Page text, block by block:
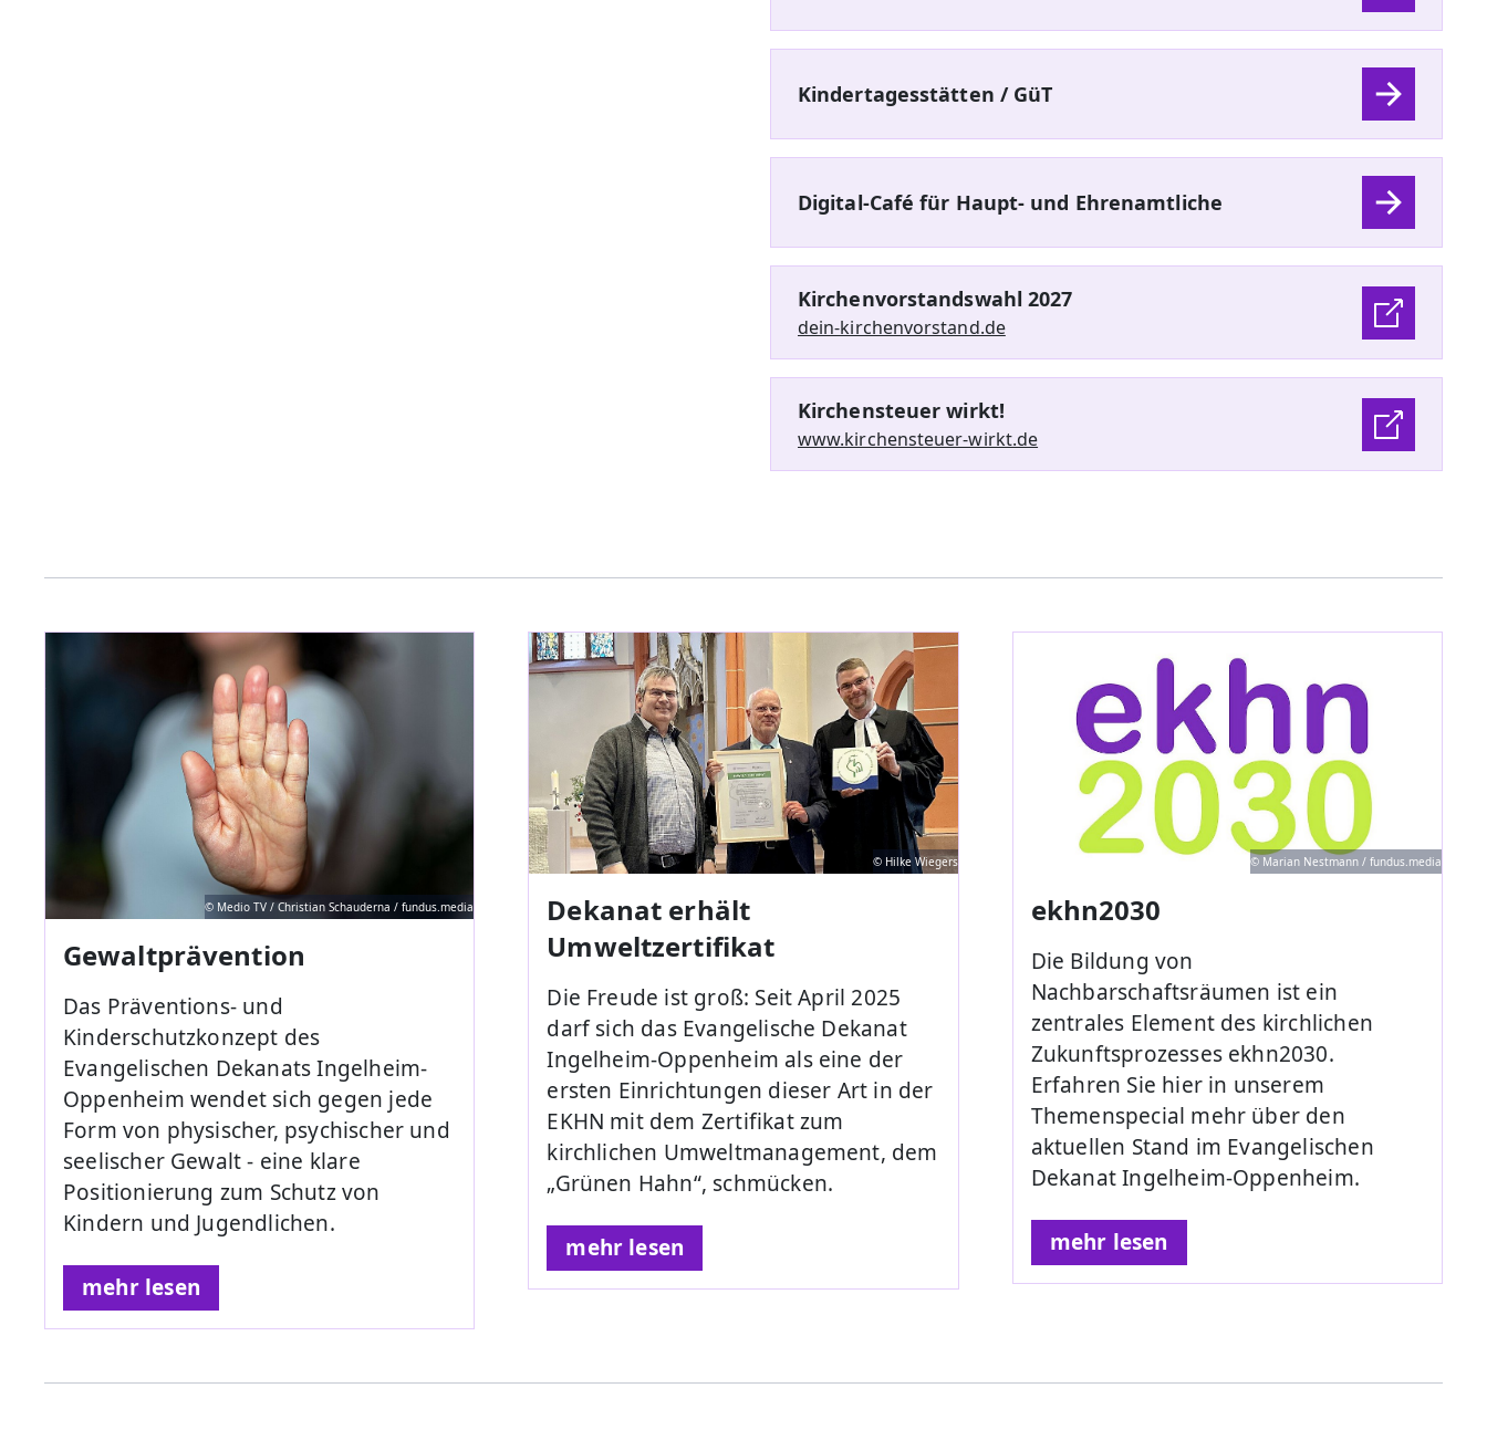
Kindertagesstätten / GüT
Digital-Café für Haupt- und Ehrenamtliche
Kirchenvorstandswahl 2027
dein-kirchenvorstand.de
Kirchensteuer wirkt!
www.kirchensteuer-wirkt.de
© Medio TV / Christian Schauderna / fundus.media
Gewaltprävention
Das Präventions- und
Kinderschutzkonzept des
Evangelischen Dekanats Ingelheim-
Oppenheim wendet sich gegen jede
Form von physischer, psychischer und
seelischer Gewalt - eine klare
Positionierung zum Schutz von
Kindern und Jugendlichen.
mehr lesen
© Hilke Wiegers
Dekanat erhält
Umweltzertifikat
Die Freude ist groß: Seit April 2025
darf sich das Evangelische Dekanat
Ingelheim-Oppenheim als eine der
ersten Einrichtungen dieser Art in der
EKHN mit dem Zertifikat zum
kirchlichen Umweltmanagement, dem
„Grünen Hahn“, schmücken.
mehr lesen
© Marian Nestmann / fundus.media
ekhn2030
Die Bildung von
Nachbarschaftsräumen ist ein
zentrales Element des kirchlichen
Zukunftsprozesses ekhn2030.
Erfahren Sie hier in unserem
Themenspecial mehr über den
aktuellen Stand im Evangelischen
Dekanat Ingelheim-Oppenheim.
mehr lesen